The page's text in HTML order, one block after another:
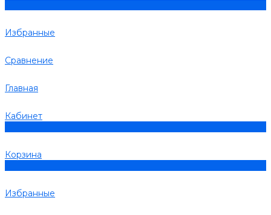
Избранные
Сравнение
Главная
Кабинет
Корзина
Избранные